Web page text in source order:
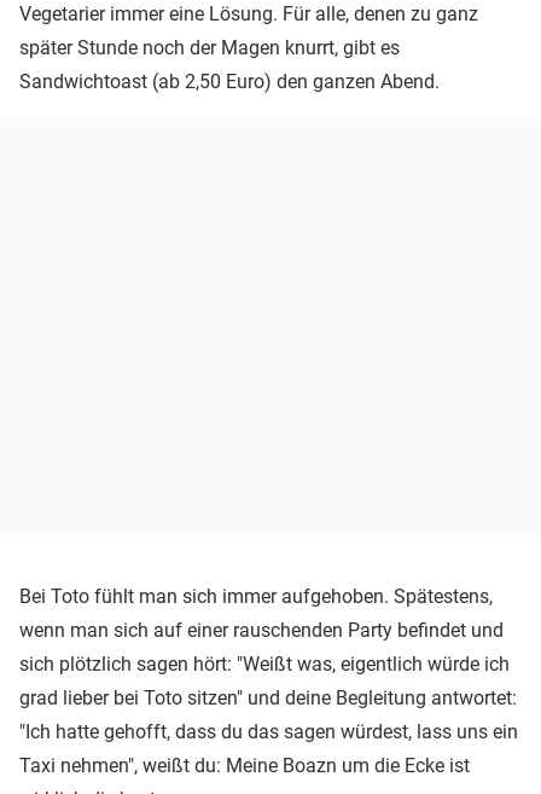
Vegetarier immer eine Lösung. Für alle, denen zu ganz
später Stunde noch der Magen knurrt, gibt es
Sandwichtoast (ab 2,50 Euro) den ganzen Abend.
Bei Toto fühlt man sich immer aufgehoben. Spätestens,
wenn man sich auf einer rauschenden Party befindet und
sich plötzlich sagen hört: "Weißt was, eigentlich würde ich
grad lieber bei Toto sitzen" und deine Begleitung antwortet:
"Ich hatte gehofft, dass du das sagen würdest, lass uns ein
Taxi nehmen", weißt du: Meine Boazn um die Ecke ist